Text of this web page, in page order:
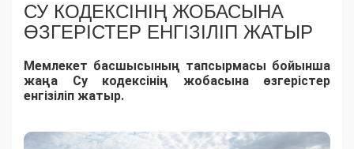
СУ КОДЕКСІНІҢ ЖОБАСЫНА
ӨЗГЕРІСТЕР ЕНГІЗІЛІП ЖАТЫР
Мемлекет басшысының тапсырмасы бойынша
жаңа Су кодексінің жобасына өзгерістер
енгізіліп жатыр.